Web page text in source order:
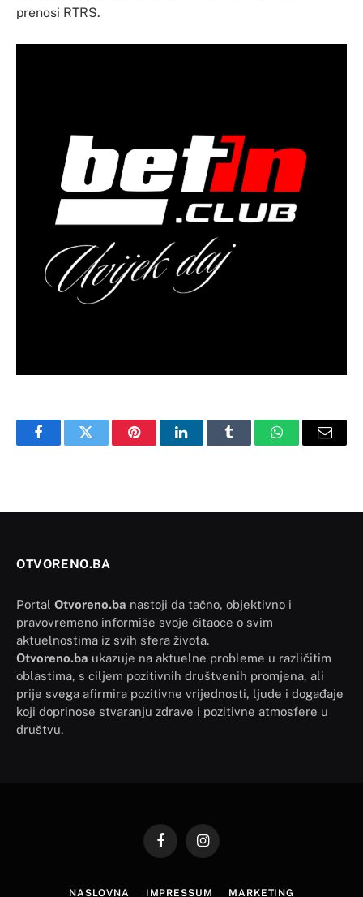
prenosi RTRS.
FacebookTwitter PinterestLinkedInTumblr WhatsAppEmail
OTVORENO.BA
Portal Otvoreno.ba nastoji da tačno, objektivno i
pravovremeno informiše svoje čitaoce o svim
aktuelnostima iz svih sfera života.
Otvoreno.ba ukazuje na aktuelne probleme u različitim
oblastima, s ciljem pozitivnih društvenih promjena, ali
prije svega afirmira pozitivne vrijednosti, ljude i događaje
koji doprinose stvaranju zdrave i pozitivne atmosfere u
društvu.
FacebookInstagram
NASLOVNA IMPRESSUM MARKETING